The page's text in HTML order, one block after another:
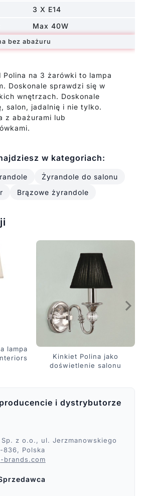
3 X E14
Max 40W
bez abażuru
na 3 żarówki to lampa
Doskonale sprawdzi się w
wnętrzach. Doskonale
salon, jadalnię i nie tylko.
z abażurami lub
w kategoriach:
Żyrandole do salonu
Brązowe żyrandole
lampa
Kinkiet Polina jako
doświetlenie salonu
i dystrybutorze
z o.o., ul. Jerzmanowskiego
836, Polska
brands.com